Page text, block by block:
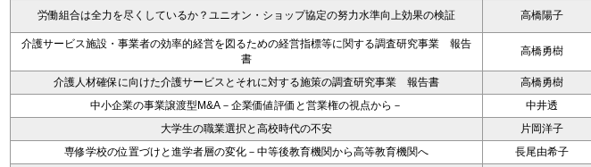
労働組合は全力を尽くしているか？ユニオン・ショップ協定の努力水準向上効果の検証 高橋陽子
介護サービス施設・事業者の効率的経営を図るための経営指標等に関する調査研究事業 報告
書
高橋勇樹
介護人材確保に向けた介護サービスとそれに対する施策の調査研究事業 報告書 高橋勇樹
中小企業の事業譲渡型M&A－企業価値評価と営業権の視点から－
中井透
大学生の職業選択と高校時代の不安
片岡洋子
専修学校の位置づけと進学者層の変化－中等後教育機関から高等教育機関へ
長尾由希子